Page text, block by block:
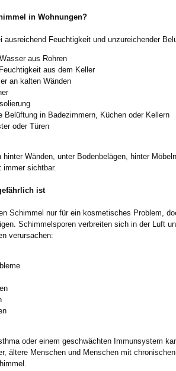
in Wohnungen?
ausreichend Feuchtigkeit und unzureichender
aus Rohren
aus dem Keller
an kalten Wänden
Belüftung in Badezimmern, Küchen oder Kellern
oder Türen
Wänden, unter Bodenbelägen, hinter
sichtbar.
ist
Schimmel nur für ein kosmetisches Problem,
Schimmelsporen verbreiten sich in der Luft
verursachen:
oder einem geschwächten Immunsystem
ältere Menschen und Menschen mit